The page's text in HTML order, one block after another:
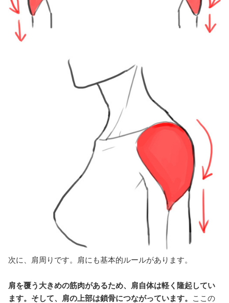
次に、肩周りです。肩にも基本的ルールがあります。
肩を覆う大きめの筋肉があるため、肩自体は軽く隆起してい
ます。そして、肩の上部は鎖骨につながっています。
ここの